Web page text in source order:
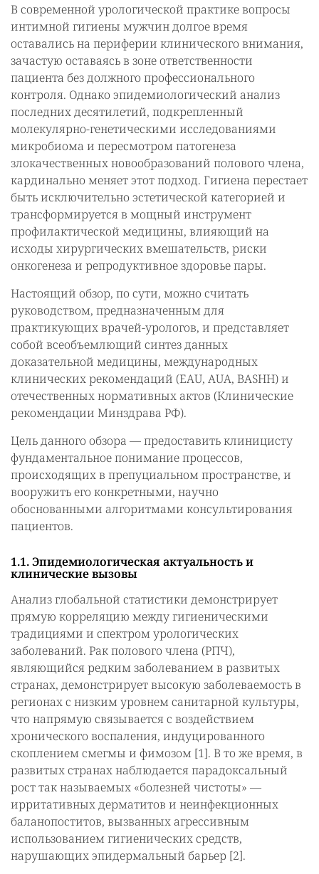
В современной урологической практике вопросы
интимной гигиены мужчин долгое время
оставались на периферии клинического внимания,
зачастую оставаясь в зоне ответственности
пациента без должного профессионального
контроля. Однако эпидемиологический анализ
последних десятилетий, подкрепленный
молекулярно-генетическими исследованиями
микробиома и пересмотром патогенеза
злокачественных новообразований полового члена,
кардинально меняет этот подход. Гигиена перестает
быть исключительно эстетической категорией и
трансформируется в мощный инструмент
профилактической медицины, влияющий на
исходы хирургических вмешательств, риски
онкогенеза и репродуктивное здоровье пары.
Настоящий обзор, по сути, можно считать
руководством, предназначенным для
практикующих врачей-урологов, и представляет
собой всеобъемлющий синтез данных
доказательной медицины, международных
клинических рекомендаций (EAU, AUA, BASHH) и
отечественных нормативных актов (Клинические
рекомендации Минздрава РФ).
Цель данного обзора — предоставить клиницисту
фундаментальное понимание процессов,
происходящих в препуциальном пространстве, и
вооружить его конкретными, научно
обоснованными алгоритмами консультирования
пациентов.
1.1. Эпидемиологическая актуальность и
клинические вызовы
Анализ глобальной статистики демонстрирует
прямую корреляцию между гигиеническими
традициями и спектром урологических
заболеваний. Рак полового члена (РПЧ),
являющийся редким заболеванием в развитых
странах, демонстрирует высокую заболеваемость в
регионах с низким уровнем санитарной культуры,
что напрямую связывается с воздействием
хронического воспаления, индуцированного
скоплением смегмы и фимозом [1]. В то же время, в
развитых странах наблюдается парадоксальный
рост так называемых «болезней чистоты» —
ирритативных дерматитов и неинфекционных
баланопоститов, вызванных агрессивным
использованием гигиенических средств,
нарушающих эпидермальный барьер [2].